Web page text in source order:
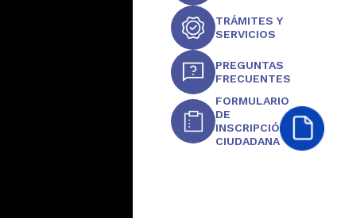
TRÁMITES Y
SERVICIOS
PREGUNTAS
FRECUENTES
FORMULARIO
DE
INSCRIPCIÓN
CIUDADANA